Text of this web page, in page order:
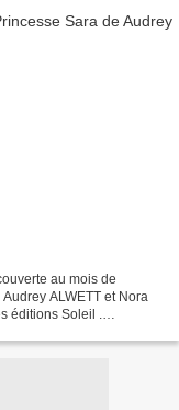
au mois de
ALWETT et Nora
éditions Soleil .